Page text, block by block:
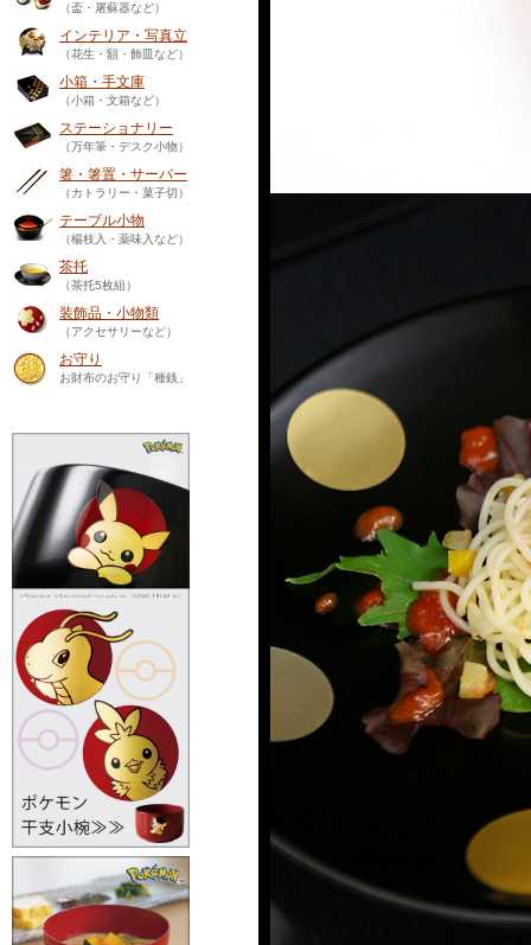
（盃・屠蘇器など）
インテリア・写真立
（花生・額・飾皿など）
小箱・手文庫
（小箱・文箱など）
ステーショナリー
（万年筆・デスク小物）
箸・箸置・サーバー
（カトラリー・菓子切）
テーブル小物
（楊枝入・薬味入など）
茶托
（茶托5枚組）
装飾品・小物類
（アクセサリーなど）
お守り
お財布のお守り「種銭」